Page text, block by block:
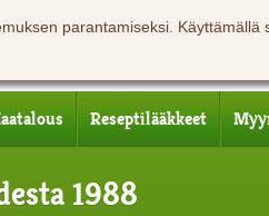
parantamiseksi. Käyttämällä
Reseptilääkkeet
1988